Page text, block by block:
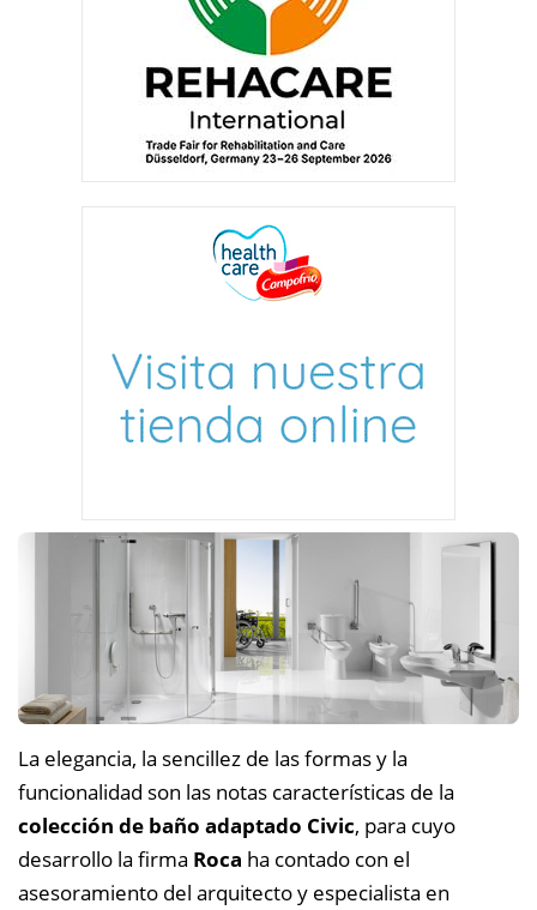
La elegancia, la sencillez de las formas y la
funcionalidad son las notas características de la
colección de baño adaptado Civic, para cuyo
desarrollo la firma Roca ha contado con el
asesoramiento del arquitecto y especialista en